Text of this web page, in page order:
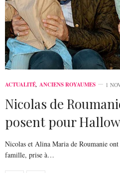
ACTUALITÉ, ANCIENS ROYAUMES 1
Nicolas de
posent pour
Nicolas et Alina Maria de Roumanie
famille, prise à…